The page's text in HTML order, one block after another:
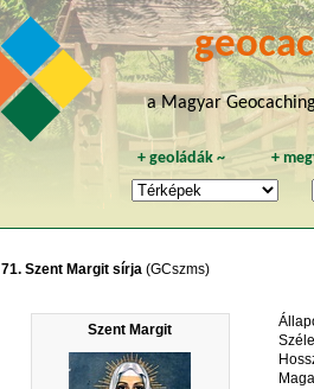
a Magyar
+geoládák ~ +
71. Szent Margit sírja (GCszms)
Szent Margit